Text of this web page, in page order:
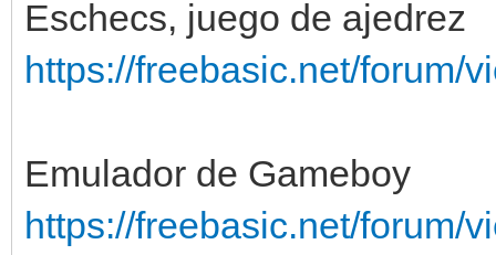
Eschecs, juego de ajedrez
https://freebasic.net/forum/
Emulador de Gameboy
https://freebasic.net/forum/